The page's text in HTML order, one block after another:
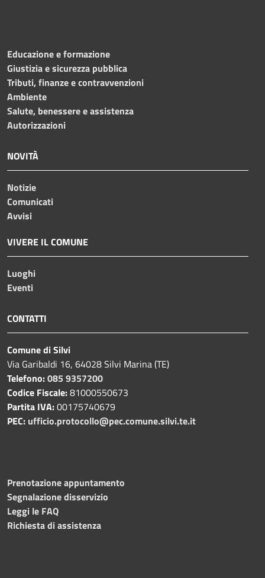
Educazione e formazione
Giustizia e sicurezza pubblica
Tributi, finanze e contravvenzioni
Ambiente
Salute, benessere e assistenza
Autorizzazioni
NOVITÀ
Notizie
Comunicati
Avvisi
VIVERE IL COMUNE
Luoghi
Eventi
CONTATTI
Comune di Silvi
Via Garibaldi 16, 64028 Silvi Marina (TE)
Telefono:085 9357200
Codice Fiscale:81000550673
Partita IVA:00175740679
PEC: ufficio.protocollo@pec.comune.silvi.te.it
Prenotazione appuntamento
Segnalazione disservizio
Leggi le FAQ
Richiesta di assistenza